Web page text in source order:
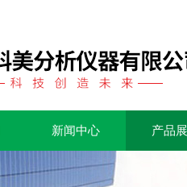
新闻中心 产品